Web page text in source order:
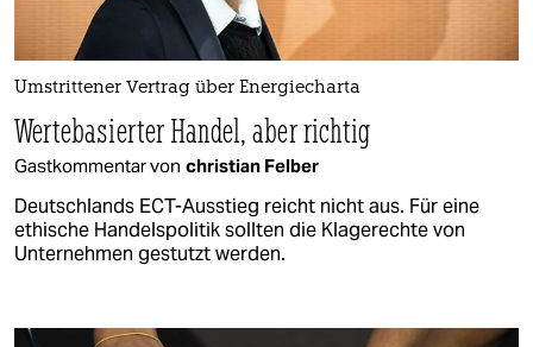
Umstrittener Vertrag über Energiecharta
Wertebasierter Handel, aber richtig
Gastkommentar von christian Felber
Deutschlands ECT-Ausstieg reicht nicht aus. Für eine
ethische Handelspolitik sollten die Klagerechte von
Unternehmen gestutzt werden.